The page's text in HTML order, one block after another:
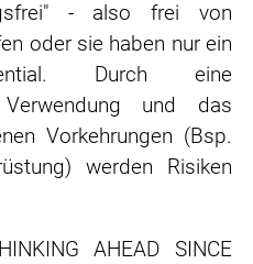
- also frei von
oder sie haben nur ein
Durch eine
Verwendung und das
Vorkehrungen (Bsp.
werden Risiken
AHEAD SINCE